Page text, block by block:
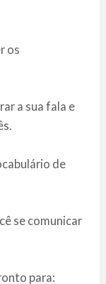
os
a sua fala e
de
se comunicar
para: